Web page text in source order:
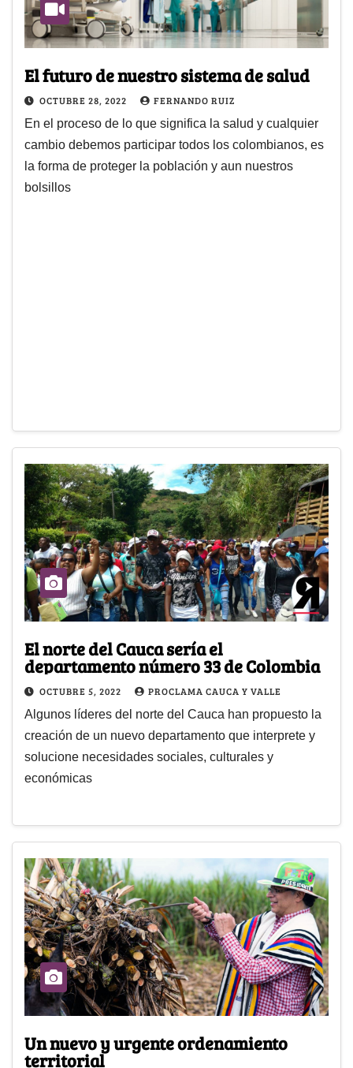
El futuro de nuestro sistema de salud
OCTUBRE 28, 2022 FERNANDO RUIZ
En el proceso de lo que significa la salud y cualquier
cambio debemos participar todos los colombianos, es
la forma de proteger la población y aun nuestros
bolsillos
El norte del Cauca sería el
departamento número 33 de Colombia
OCTUBRE 5, 2022 PROCLAMA CAUCA Y VALLE
Algunos líderes del norte del Cauca han propuesto la
creación de un nuevo departamento que interprete y
solucione necesidades sociales, culturales y
económicas
Un nuevo y urgente ordenamiento
territorial